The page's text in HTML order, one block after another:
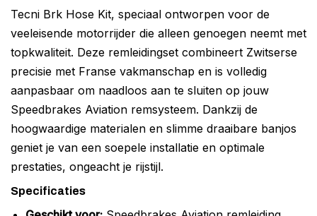
Tecni Brk Hose Kit, speciaal ontworpen voor de
veeleisende motorrijder die alleen genoegen neemt met
topkwaliteit. Deze remleidingset combineert Zwitserse
precisie met Franse vakmanschap en is volledig
aanpasbaar om naadloos aan te sluiten op jouw
Speedbrakes Aviation remsysteem. Dankzij de
hoogwaardige materialen en slimme draaibare banjos
geniet je van een soepele installatie en optimale
prestaties, ongeacht je rijstijl.
Specificaties